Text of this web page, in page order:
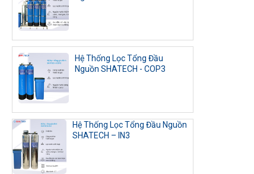
Hệ Thống Lọc Tổng Đầu
Nguồn SHATECH - COP3
Hệ Thống Lọc Tổng Đầu Nguồn
SHATECH – IN3